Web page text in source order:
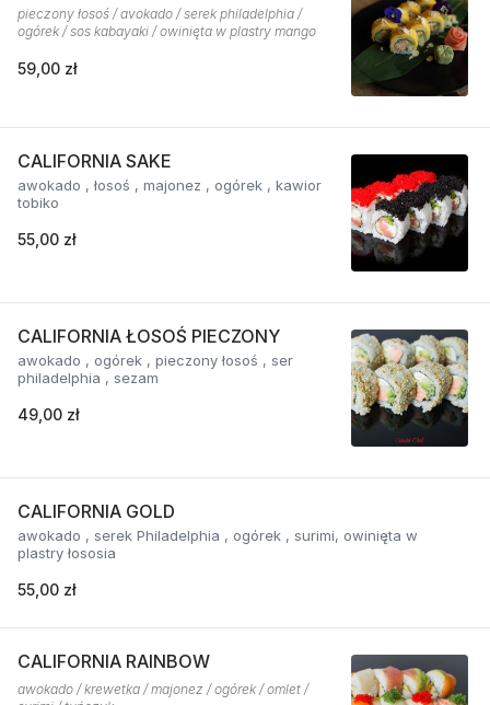
pieczony łosoś / avokado / serek philadelphia /
ogórek / sos kabayaki / owinięta w plastry mango
59,00 zł
CALIFORNIA SAKE
awokado , łosoś , majonez , ogórek , kawior
tobiko
55,00 zł
CALIFORNIA ŁOSOŚ PIECZONY
awokado , ogórek , pieczony łosoś , ser
philadelphia , sezam
49,00 zł
CALIFORNIA GOLD
awokado , serek Philadelphia , ogórek , surimi, owinięta w
plastry łososia
55,00 zł
CALIFORNIA RAINBOW
awokado / krewetka / majonez / ogórek / omlet /